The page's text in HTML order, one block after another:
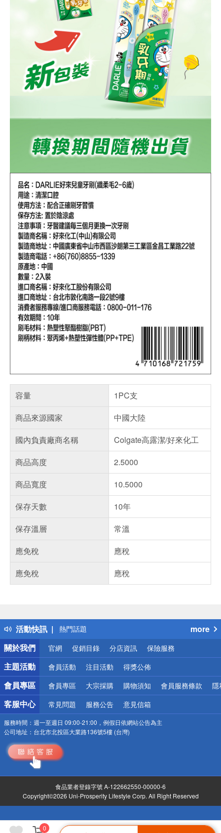
0
容量
1PC支
商品來源國家
中國大陸
國內負責廠商名稱
Colgate高露潔/好來化工
商品高度
2.5000
商品寬度
10.5000
保存天數
10年
保存溫層
常溫
應免稅
應稅
應免稅
應稅
活動快訊
得獎公告
熱門話題
銀行優惠
偏遠地區配送
詐騙網頁！請小心！
more
關於我們
官網 促銷目錄 分店資訊 保險服務
主題活動 會員活動 注目活動 得獎公佈
會員專區 會員專區 大宗採購 購物須知 會員服務條款 隱
客服中心 常見問題 服務公告 意見信箱
服務時間： 週一至週日 09:00-21:00，例假日依網站公告為主
公司地址： 台北市北投區大業路136號5樓 (台灣)
食品業者登錄字號 A-122662550-00000-6
Copyright©2026 Uni-Prosperity Lifestyle Corp. All Right Reserved